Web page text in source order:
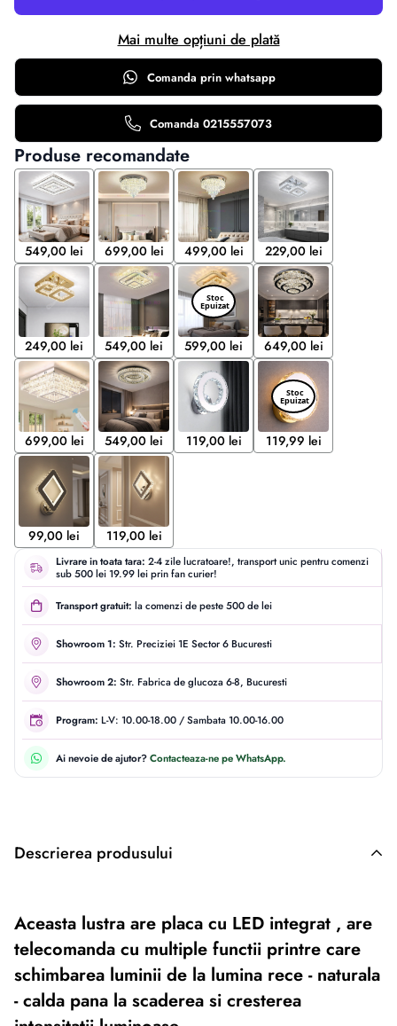
Mai multe opțiuni de plată
Comanda prin whatsapp
Comanda 0215557073
Produse recomandate
549,00 lei 699,00 lei 499,00 lei 229,00 lei
249,00 lei 549,00 lei 599,00 lei 649,00 lei
699,00 lei 549,00 lei 119,00 lei 119,99 lei
99,00 lei 119,00 lei
Livrare in toata tara: 2-4 zile lucratoare!, transport unic pentru comenzi
sub 500 lei 19.99 lei prin fan curier!
Transport gratuit: la comenzi de peste 500 de lei
Showroom 1: Str. Preciziei 1E Sector 6 Bucuresti
Showroom 2: Str. Fabrica de glucoza 6-8, Bucuresti
Program: L-V: 10.00-18.00 / Sambata 10.00-16.00
Ai nevoie de ajutor?Contacteaza-ne pe WhatsApp.
Descrierea produsului
Aceasta lustra are placa cu LED integrat , are
telecomanda cu multiple functii printre care
schimbarea luminii de la lumina rece - naturala
- calda pana la scaderea si cresterea